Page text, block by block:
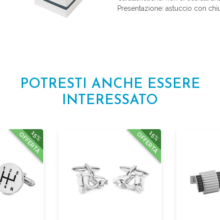
Presentazione: astuccio con
POTRESTI ANCHE ESSERE
INTERESSATO
15%
OFFERTA 15%
OFFERTA